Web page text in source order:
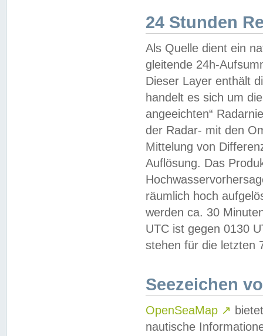
24 Stunden
Als Quelle dient ein
gleitende 24h-
Dieser Layer enthält
handelt es sich um
angeeichten“
der Radar- mit den
Mittelung von
Auflösung. Das
räumlich hoch
werden ca. 30
UTC ist gegen 0130
stehen für die letzten
Seezeichen
OpenSeaMap ↗
nautische